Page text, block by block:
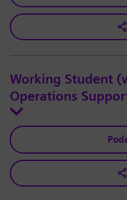
Working Student
Operations